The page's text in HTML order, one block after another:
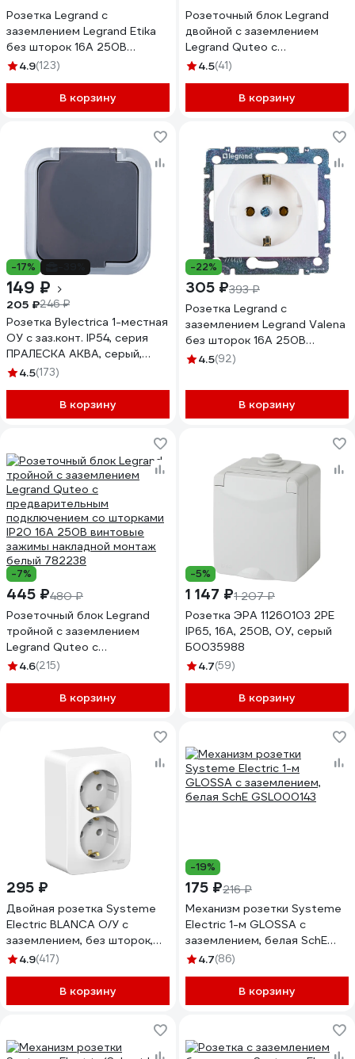
Розетка Legrand с
заземлением Legrand Etika
без шторок 16А 250В
винтовые зажимы белый
4.9(123)
В корзину
Розеточный блок Legrand
двойной с заземлением
Legrand Quteo с
предварительным
IP20 16А 250В винтовые
зажимы накладной монтаж
4.5(41)
В корзину
-17%
149 ₽
205 ₽246 ₽
Розетка Bylectrica 1-местная
ОУ с заз.конт. IP54, серия
ПРАЛЕСКА АКВА, серый,
РА16-297 03
4.5(173)
В корзину
-22%
305 ₽393 ₽
Розетка Legrand с
заземлением Legrand Valena
без шторок 16А 250В
винтовые зажимы белый
4.5(92)
В корзину
-7%
445 ₽480 ₽
Розеточный блок Legrand
тройной с заземлением
Legrand Quteo с
предварительным
IP20 16А 250В винтовые
зажимы накладной монтаж
4.6(215)
В корзину
-5%
1 147 ₽1 207 ₽
Розетка ЭРА 11260103 2PE
IP65, 16A, 250В, ОУ, серый
Б0035988
4.7(59)
В корзину
295 ₽
Двойная розетка Systeme
Electric BLANCA О/У с
заземлением, без шторок,
БЕЛЫЙ BLNRA010201
4.9(417)
В корзину
-19%
175 ₽216 ₽
Механизм розетки Systeme
Electric 1-м GLOSSA с
заземлением, белая SchE
GSL000143
4.7(86)
В корзину